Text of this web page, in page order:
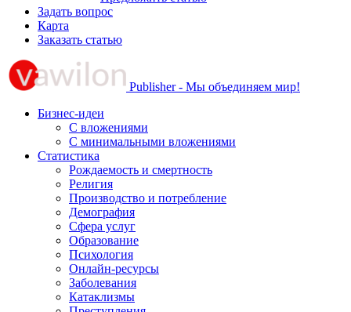
Задать вопрос
Карта
Заказать статью
Publisher - Мы объединяем мир!
Бизнес-идеи
С вложениями
С минимальными вложениями
Статистика
Рождаемость и смертность
Религия
Производство и потребление
Демография
Сфера услуг
Образование
Психология
Онлайн-ресурсы
Заболевания
Катаклизмы